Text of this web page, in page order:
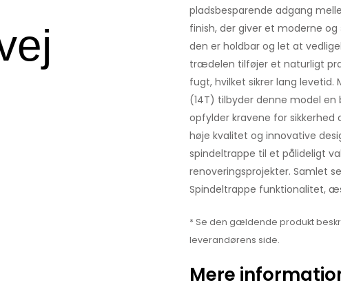
pladsbesparende adgang
finish, der giver et moderne
den er holdbar og let at
trædelen tilføjer et naturligt
fugt, hvilket sikrer lang
(14T) tilbyder denne model
opfylder kravene for
høje kvalitet og innovative
spindeltrappe til et pålideligt
renoveringsprojekter. Samlet
Spindeltrappe funktionalitet,
* Se den gældende produkt
leverandørens side.
Mere